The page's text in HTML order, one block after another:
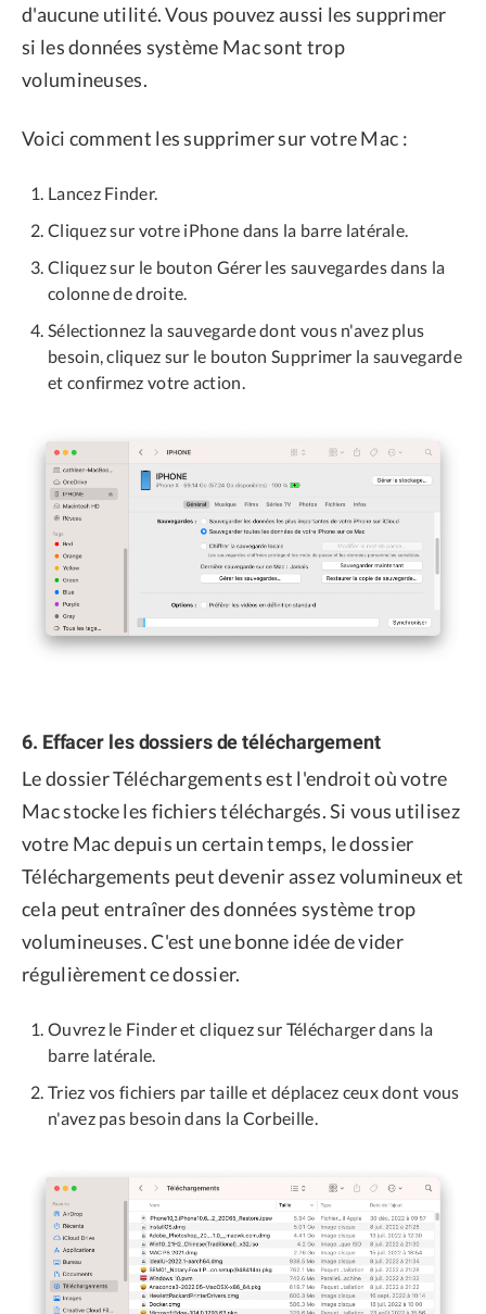
d'aucune utilité. Vous pouvez aussi les supprimer
si les données système Mac sont trop
volumineuses.
Voici comment les supprimer sur votre Mac :
Lancez Finder.
Cliquez sur votre iPhone dans la barre latérale.
Cliquez sur le bouton Gérer les sauvegardes dans la
colonne de droite.
Sélectionnez la sauvegarde dont vous n'avez plus
besoin, cliquez sur le bouton Supprimer la sauvegarde
et confirmez votre action.
6. Effacer les dossiers de téléchargement
Le dossier Téléchargements est l'endroit où votre
Mac stocke les fichiers téléchargés. Si vous utilisez
votre Mac depuis un certain temps, le dossier
Téléchargements peut devenir assez volumineux et
cela peut entraîner des données système trop
volumineuses. C'est une bonne idée de vider
régulièrement ce dossier.
Ouvrez le Finder et cliquez sur Télécharger dans la
barre latérale.
Triez vos fichiers par taille et déplacez ceux dont vous
n'avez pas besoin dans la Corbeille.